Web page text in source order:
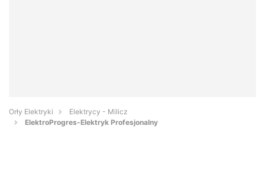
Orły Elektryki
Elektrycy - Milicz
ElektroProgres-Elektryk Profesjonalny